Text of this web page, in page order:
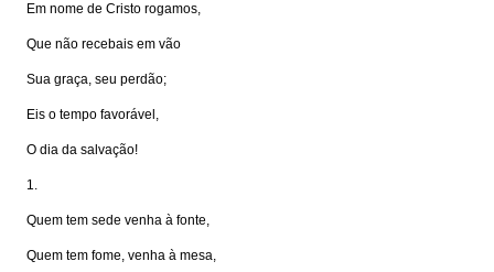
Em nome de Cristo rogamos,
Que não recebais em vão
Sua graça, seu perdão;
Eis o tempo favorável,
O dia da salvação!
1.
Quem tem sede venha à fonte,
Quem tem fome, venha à mesa,